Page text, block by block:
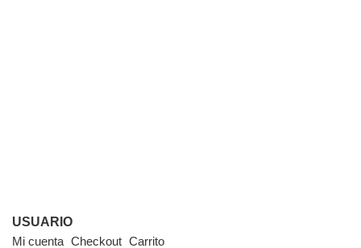
USUARIO
Mi cuenta Checkout Carrito